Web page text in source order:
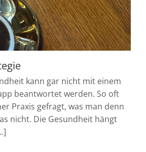
kann gar nicht mit einem
beantwortet werden. So oft
Praxis gefragt, was man denn
nicht. Die Gesundheit hängt